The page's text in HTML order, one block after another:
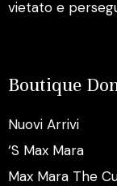
vietato e
Boutique
Nuovi Arrivi
‘S Max Mara
Max Mara The